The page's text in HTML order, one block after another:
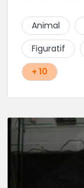
Animal
Figuratif
+ 10